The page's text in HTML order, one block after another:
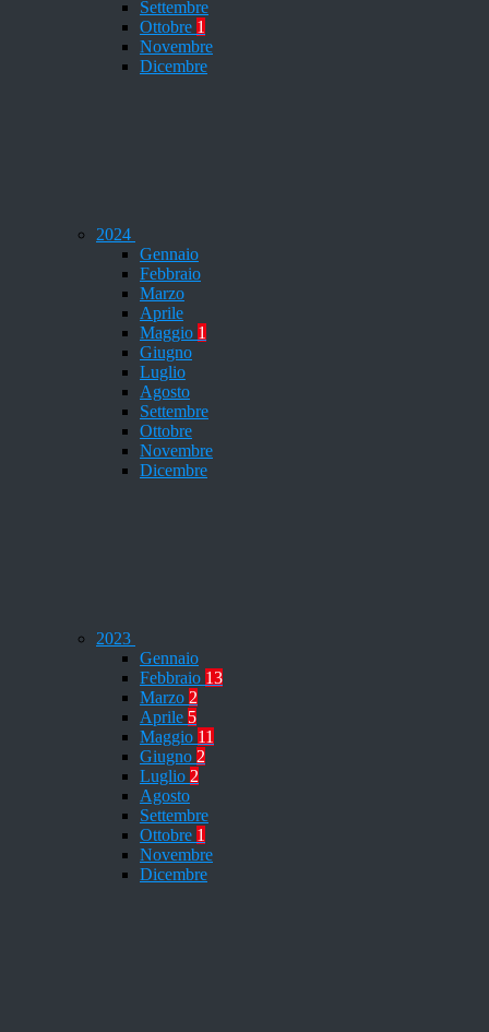
Settembre
Ottobre 1
Novembre
Dicembre
2024
Gennaio
Febbraio
Marzo
Aprile
Maggio 1
Giugno
Luglio
Agosto
Settembre
Ottobre
Novembre
Dicembre
2023
Gennaio
Febbraio 13
Marzo 2
Aprile 5
Maggio 11
Giugno 2
Luglio 2
Agosto
Settembre
Ottobre 1
Novembre
Dicembre